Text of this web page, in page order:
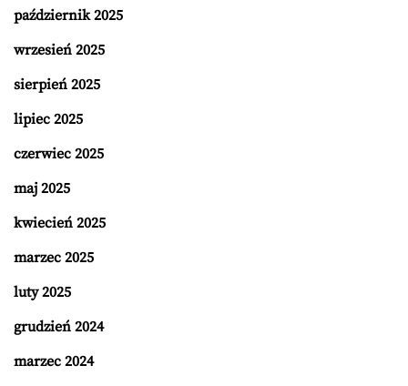
październik 2025
wrzesień 2025
sierpień 2025
lipiec 2025
czerwiec 2025
maj 2025
kwiecień 2025
marzec 2025
luty 2025
grudzień 2024
marzec 2024